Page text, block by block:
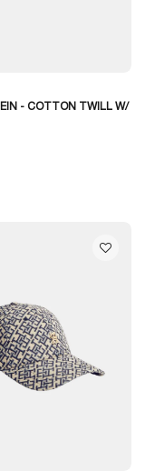
- COTTON TWILL W/